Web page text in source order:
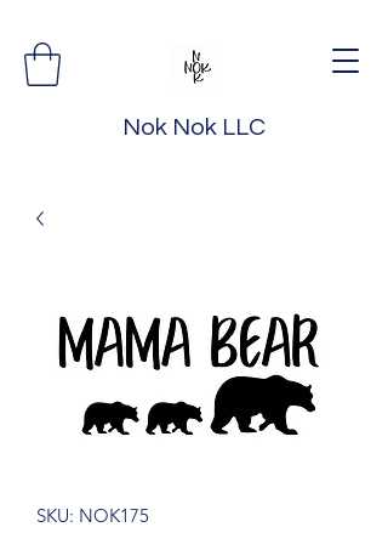
Nok Nok LLC
SKU: NOK175